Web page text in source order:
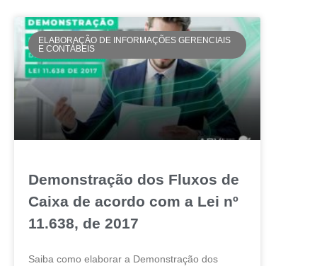
ELABORAÇÃO DE INFORMAÇÕES GERENCIAIS
E CONTÁBEIS
Demonstração dos Fluxos de
Caixa de acordo com a Lei nº
11.638, de 2017
Saiba como elaborar a Demonstração dos